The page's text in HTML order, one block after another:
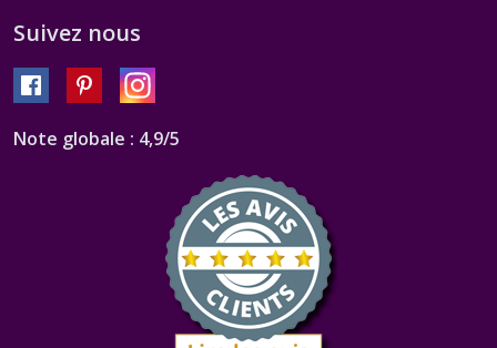
Suivez nous
Note globale : 4,9/5